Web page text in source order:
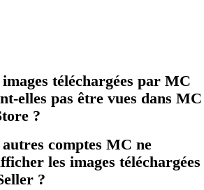
téléchargées par MC
elles pas être vues dans MC
?
comptes MC ne
les images téléchargées
?